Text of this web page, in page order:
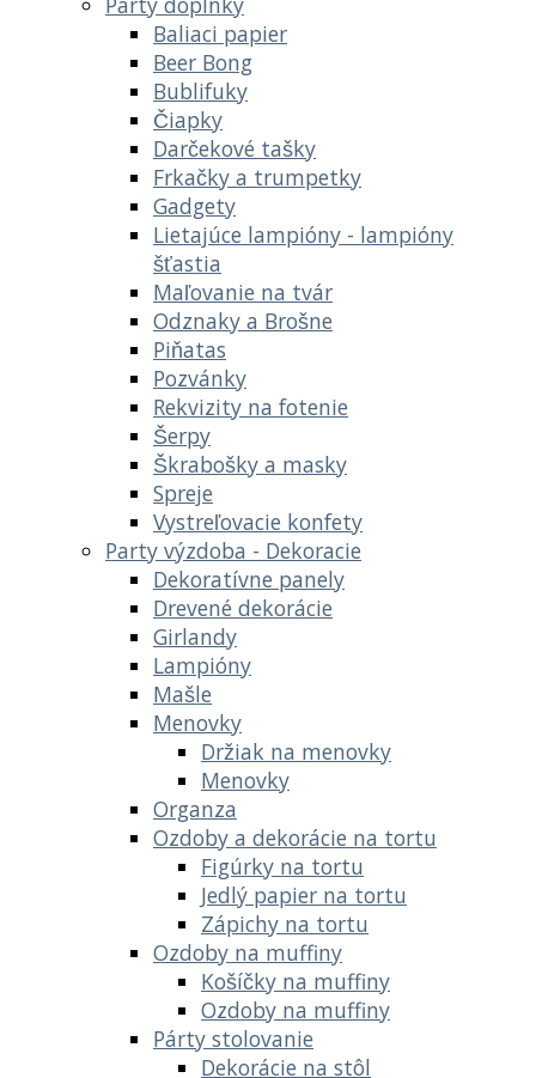
Baliaci papier
Beer Bong
Bublifuky
Čiapky
Darčekové tašky
Frkačky a trumpetky
Gadgety
Lietajúce lampióny - lampióny
šťastia
Maľovanie na tvár
Odznaky a Brošne
Piňatas
Pozvánky
Rekvizity na fotenie
Šerpy
Škrabošky a masky
Spreje
Vystreľovacie konfety
Party výzdoba - Dekoracie
Dekoratívne panely
Drevené dekorácie
Girlandy
Lampióny
Mašle
Menovky
Držiak na menovky
Menovky
Organza
Ozdoby a dekorácie na tortu
Figúrky na tortu
Jedlý papier na tortu
Zápichy na tortu
Ozdoby na muffiny
Košíčky na muffiny
Ozdoby na muffiny
Párty stolovanie
Dekorácie na stôl